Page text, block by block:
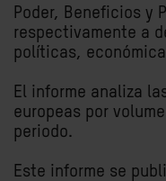
Poder, Beneficios y
respectivamente a
políticas,
El informe analiza
europeas por
periodo.
Este informe se